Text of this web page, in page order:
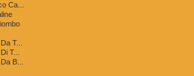
Ca...
T...
T...
B...